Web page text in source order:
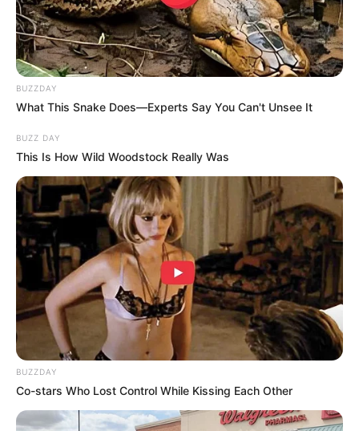
Japan's Greatest Doctors Say Memory Loss Isn't
Age: Just Stop Drinking These 3 Beverages
NEUROMIND PRO
Baking Soda: The Best Ally For Women To Lose A
Hanging Tummy
PRIME HEALTH INSIDER
BUZZDAY
What This Snake Does—Experts Say You Can't Unsee It
BUZZ DAY
This Is How Wild Woodstock Really Was
BUZZDAY
Co-stars Who Lost Control While Kissing Each Other